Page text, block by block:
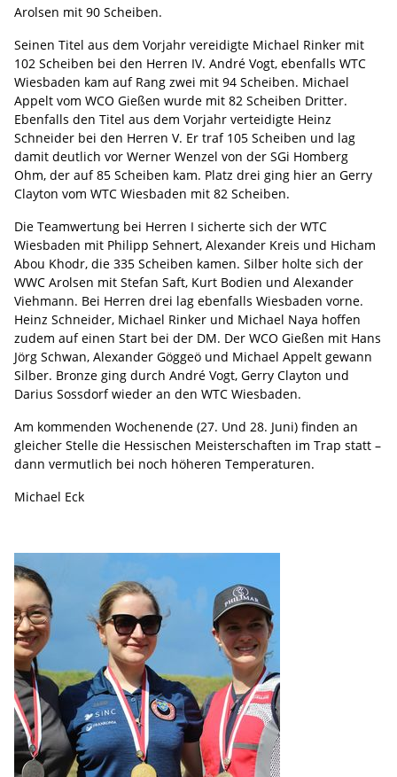
Arolsen mit 90 Scheiben.
Seinen Titel aus dem Vorjahr vereidigte Michael Rinker mit
102 Scheiben bei den Herren IV. André Vogt, ebenfalls WTC
Wiesbaden kam auf Rang zwei mit 94 Scheiben. Michael
Appelt vom WCO Gießen wurde mit 82 Scheiben Dritter.
Ebenfalls den Titel aus dem Vorjahr verteidigte Heinz
Schneider bei den Herren V. Er traf 105 Scheiben und lag
damit deutlich vor Werner Wenzel von der SGi Homberg
Ohm, der auf 85 Scheiben kam. Platz drei ging hier an Gerry
Clayton vom WTC Wiesbaden mit 82 Scheiben.
Die Teamwertung bei Herren I sicherte sich der WTC
Wiesbaden mit Philipp Sehnert, Alexander Kreis und Hicham
Abou Khodr, die 335 Scheiben kamen. Silber holte sich der
WWC Arolsen mit Stefan Saft, Kurt Bodien und Alexander
Viehmann. Bei Herren drei lag ebenfalls Wiesbaden vorne.
Heinz Schneider, Michael Rinker und Michael Naya hoffen
zudem auf einen Start bei der DM. Der WCO Gießen mit Hans
Jörg Schwan, Alexander Göggeö und Michael Appelt gewann
Silber. Bronze ging durch André Vogt, Gerry Clayton und
Darius Sossdorf wieder an den WTC Wiesbaden.
Am kommenden Wochenende (27. Und 28. Juni) finden an
gleicher Stelle die Hessischen Meisterschaften im Trap statt –
dann vermutlich bei noch höheren Temperaturen.
Michael Eck